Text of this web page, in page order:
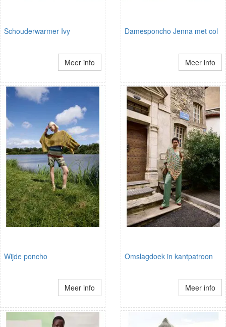
Schouderwarmer Ivy
Meer info
Damesponcho Jenna met col
Meer info
Wijde poncho
Meer info
Omslagdoek in kantpatroon
Meer info